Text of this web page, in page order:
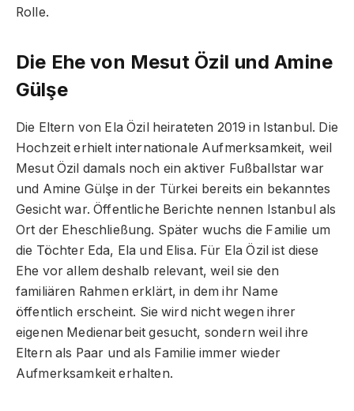
Rolle.
Die Ehe von Mesut Özil und Amine
Gülşe
Die Eltern von Ela Özil heirateten 2019 in Istanbul. Die
Hochzeit erhielt internationale Aufmerksamkeit, weil
Mesut Özil damals noch ein aktiver Fußballstar war
und Amine Gülşe in der Türkei bereits ein bekanntes
Gesicht war. Öffentliche Berichte nennen Istanbul als
Ort der Eheschließung. Später wuchs die Familie um
die Töchter Eda, Ela und Elisa. Für Ela Özil ist diese
Ehe vor allem deshalb relevant, weil sie den
familiären Rahmen erklärt, in dem ihr Name
öffentlich erscheint. Sie wird nicht wegen ihrer
eigenen Medienarbeit gesucht, sondern weil ihre
Eltern als Paar und als Familie immer wieder
Aufmerksamkeit erhalten.